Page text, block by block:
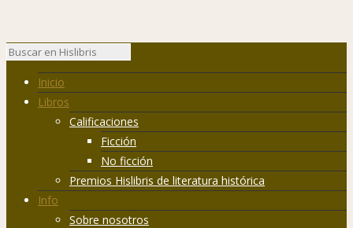
Inicio
Libros
Calificaciones
Ficción
No ficción
Premios Hislibris de literatura histórica
Info
Sobre nosotros